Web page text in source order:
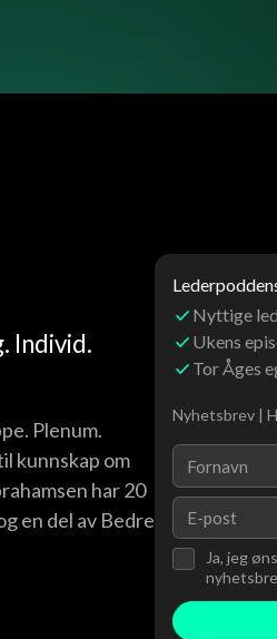
Individ.
Plenum.
kunnskap om
har 20
en del av Bedre
Nyttige
Ukens
Tor Åges
Nyhetsbrev |
Ja, jeg